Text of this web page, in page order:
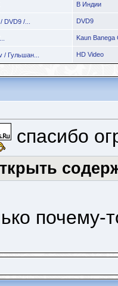
В Индии
/... DVD9
Kaun Banega
Гульшан... HD Video
спасибо
почему-